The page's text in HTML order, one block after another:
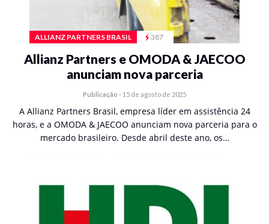
ALLIANZ PARTNERS BRASIL 387
Allianz Partners e OMODA & JAECOO
anunciam nova parceria
Publicação - 15 de agosto de 2025
A Allianz Partners Brasil, empresa líder em assistência 24
horas, e a OMODA & JAECOO anunciam nova parceria para o
mercado brasileiro. Desde abril deste ano, os…